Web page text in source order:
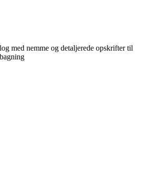
med nemme og detaljerede opskrifter til